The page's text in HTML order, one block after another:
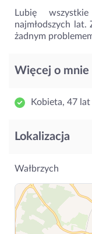
Lubię
najmłodszych
żadnym
Więcej o mnie
Kobieta, 47 lat
Lokalizacja
Wałbrzych